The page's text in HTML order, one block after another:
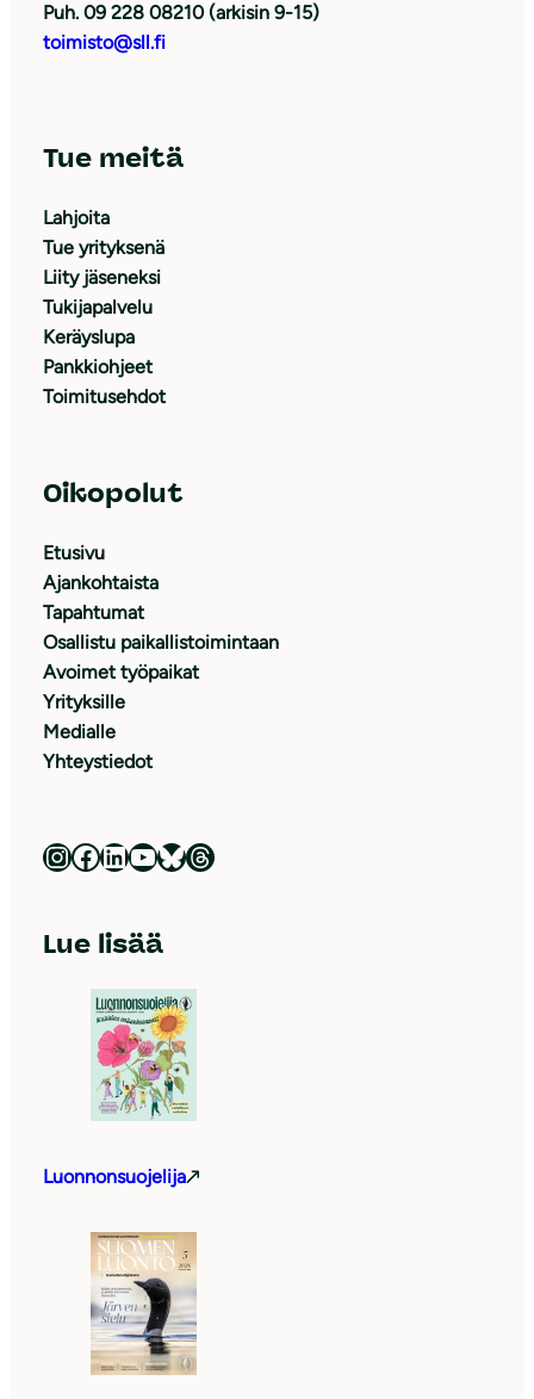
Puh. 09 228 08210 (arkisin 9-15)
toimisto@sll.fi
Tue meitä
Lahjoita
Tue yrityksenä
Liity jäseneksi
Tukijapalvelu
Keräyslupa
Pankkiohjeet
Toimitusehdot
Oikopolut
Etusivu
Ajankohtaista
Tapahtumat
Osallistu paikallistoimintaan
Avoimet työpaikat
Yrityksille
Medialle
Yhteystiedot
Luonnonsuojeluliitto Instagramissa Luonnonsuojeluliitto Facebookissa Luonnonsuojeluliitto LinkedInissä Luonnonsuojeluliiton YouTube-kanava Luonnonsuojeluliitto Blueskyssa Luonnonsuojeluliitto Threadsissa
Lue lisää
Luonnonsuojelija